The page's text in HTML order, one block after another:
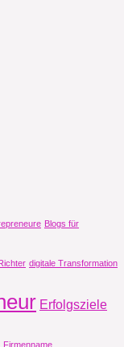
Blogs für
digitale Transformation
Erfolgsziele
Firmenname